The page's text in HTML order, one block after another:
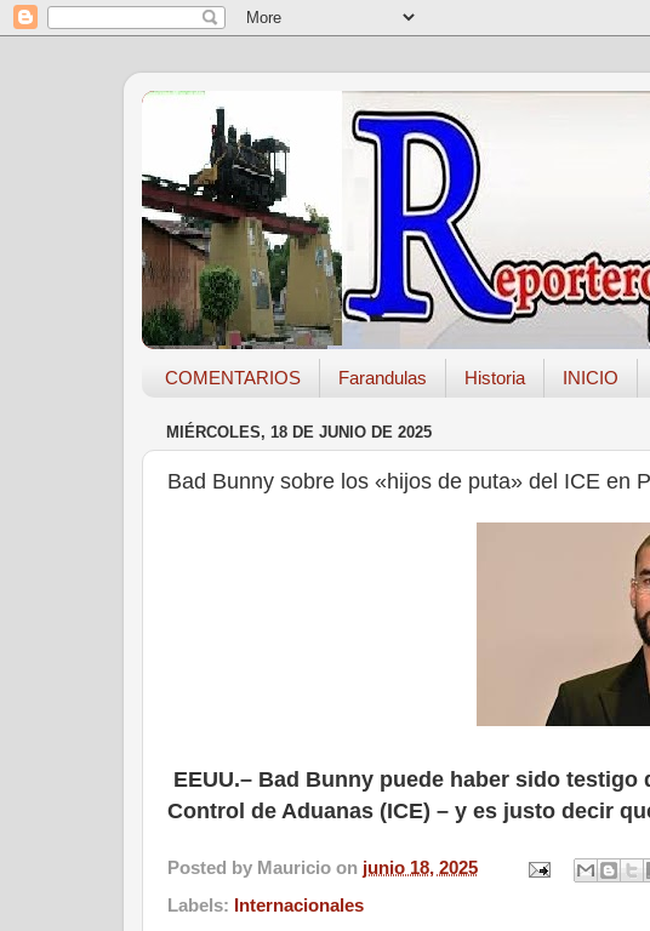
COMENTARIOS Farandulas Historia INICIO
MIÉRCOLES, 18 DE JUNIO DE 2025
Bad Bunny sobre los «hijos de puta» del ICE en
EEUU.– Bad Bunny puede haber sido
Control de Aduanas (ICE) – y es justo decir
Posted by Mauricio on junio 18, 2025
Labels: Internacionales